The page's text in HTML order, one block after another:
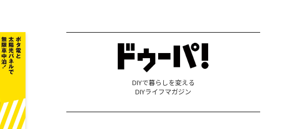
DIYで暮らしを変える
DIYライフマガジン